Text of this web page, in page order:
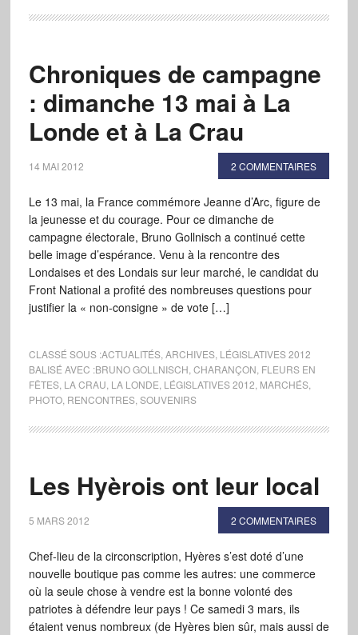
Chroniques de campagne
: dimanche 13 mai à La
Londe et à La Crau
14 MAI 2012 2 COMMENTAIRES
Le 13 mai, la France commémore Jeanne d’Arc, figure de
la jeunesse et du courage. Pour ce dimanche de
campagne électorale, Bruno Gollnisch a continué cette
belle image d’espérance. Venu à la rencontre des
Londaises et des Londais sur leur marché, le candidat du
Front National a profité des nombreuses questions pour
justifier la « non-consigne » de vote […]
CLASSÉ SOUS :ACTUALITÉS, ARCHIVES, LÉGISLATIVES 2012
BALISÉ AVEC :BRUNO GOLLNISCH CHARANÇON FLEURS EN
FÊTES, LA CRAU LA LONDE LÉGISLATIVES 2012 MARCHÉS,
PHOTO, RENCONTRES, SOUVENIRS
Les Hyèrois ont leur local
5 MARS 2012 2 COMMENTAIRES
Chef-lieu de la circonscription, Hyères s’est doté d’une
nouvelle boutique pas comme les autres: une commerce
où la seule chose à vendre est la bonne volonté des
patriotes à défendre leur pays ! Ce samedi 3 mars, ils
étaient venus nombreux (de Hyères bien sûr, mais aussi de